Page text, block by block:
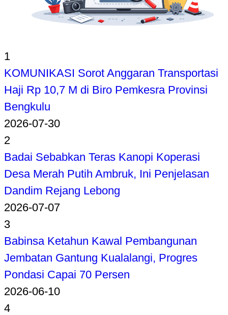
1
KOMUNIKASI Sorot Anggaran Transportasi
Haji Rp 10,7 M di Biro Pemkesra Provinsi
Bengkulu
2026-07-30
2
Badai Sebabkan Teras Kanopi Koperasi
Desa Merah Putih Ambruk, Ini Penjelasan
Dandim Rejang Lebong
2026-07-07
3
Babinsa Ketahun Kawal Pembangunan
Jembatan Gantung Kualalangi, Progres
Pondasi Capai 70 Persen
2026-06-10
4